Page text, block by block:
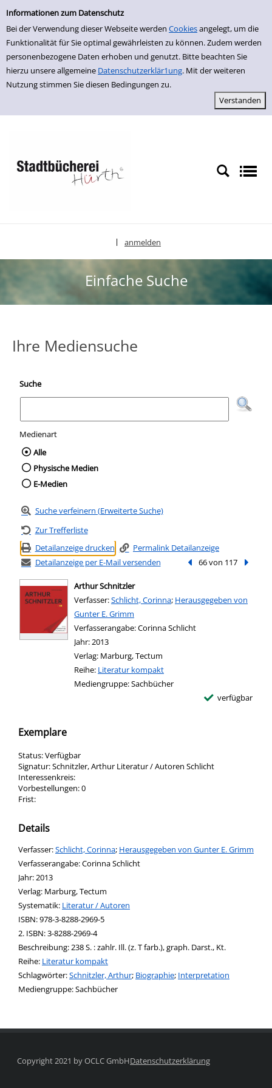
Einfache Suche
Informationen zum Datenschutz
Bei der Verwendung dieser Webseite werden Cookiesangelegt, um die
Funktionalität für Sie optimal gewährleisten zu können. Zudem werden
personenbezogene Daten erhoben und genutzt. Bitte beachten Sie
hierzu unsere allgemeine Datenschutzerklär1ung. Mit der weiteren
Nutzung stimmen Sie diesen Bedingungen zu.
zur Navigation springen
zum Inhalt springen
Zur Detailanzeige springen
anmelden
Einfache Suche
Ihre Mediensuche
Suche
Medienart
Wählen Sie die Medienart nach der Sie
Alle
Physische Medien
E-Medien
Suche verfeinern (Erweiterte Suche)
Zur Trefferliste
Detailanzeige drucken
Permalink Detailanzeige
Detailanzeige per E-Mail versenden
Vorheriger Treffer
66 von 117
Arthur Schnitzler
Verfasser:Suche nach diesem Verfasser
Schlicht, Corinna; Herausgegeben von
Gunter E. Grimm
Verfasserangabe:Corinna Schlicht
Jahr:2013
Verlag: Marburg, Tectum
Reihe: Literatur kompakt
Mediengruppe:Sachbücher
verfügbar
Exemplare
Status:Verfügbar
Signatur:Schnitzler, Arthur Literatur / Autoren Schlicht
Interessenkreis:
Vorbestellungen:0
Frist:
Details
Verfasser:Suche nach diesem Verfasser
Schlicht, Corinna; Herausgegeben von Gunter E. Grimm
Verfasserangabe:Corinna Schlicht
Jahr:2013
Verlag: Marburg, Tectum
opens in new tab
Diesen Link in neuem Tab öffnen
Systematik: Suche nach dieser Systematik
Literatur / Autoren
Suche nach diesem Interessenskreis
ISBN:978-3-8288-2969-5
2. ISBN:3-8288-2969-4
Beschreibung:238 S. : zahlr. Ill. (z. T farb.), graph. Darst., Kt.
Reihe: Literatur kompakt
Schlagwörter:Schnitzler, Arthur; Biographie; Interpretation
Suche nach dieser Beteiligten Person
Mediengruppe:Sachbücher
Copyright 2021 by OCLC GmbHDatenschutzerklärung